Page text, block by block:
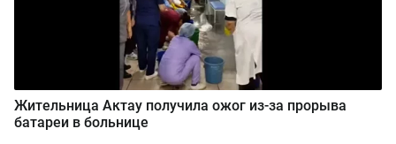
Жительница Актау получила ожог из-за прорыва
батареи в больнице